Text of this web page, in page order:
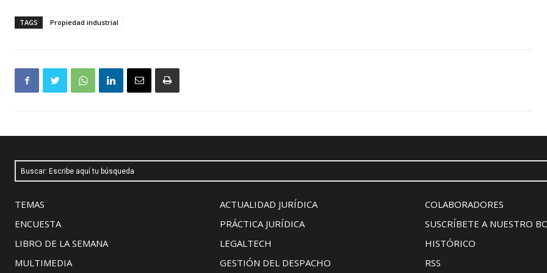
TAGS Propiedad industrial
Buscar: Escribe aquí tu búsqueda
TEMAS
ENCUESTA
LIBRO DE LA SEMANA
MULTIMEDIA
ACTUALIDAD JURÍDICA
PRÁCTICA JURÍDICA
LEGALTECH
GESTIÓN DEL DESPACHO
COLABORADORES
SUSCRÍBETE A NUESTRO
HISTÓRICO
RSS